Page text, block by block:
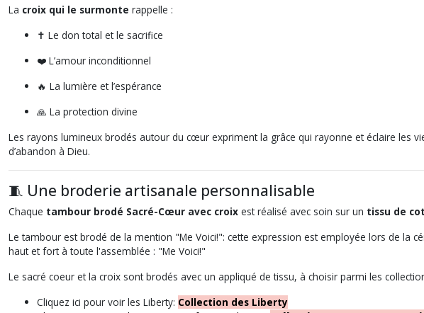
La croix qui le surmonte rappelle :
✝️ Le don total et le sacrifice
❤️ L’amour inconditionnel
🔥 La lumière et l’espérance
🙏 La protection divine
Les rayons lumineux brodés autour du cœur expriment la grâce qui rayonne et éclaire les
d’abandon à Dieu.
🧵 Une broderie artisanale personnalisable
Chaque tambour brodé Sacré-Cœur avec croix est réalisé avec soin sur un tissu de
Le tambour est brodé de la mention "Me Voici!": cette expression est employée lors de la
haut et fort à toute l'assemblée : "Me Voici!"
Le sacré coeur et la croix sont brodés avec un appliqué de tissu, à choisir parmi les
Cliquez ici pour voir les Liberty: Collection des Liberty